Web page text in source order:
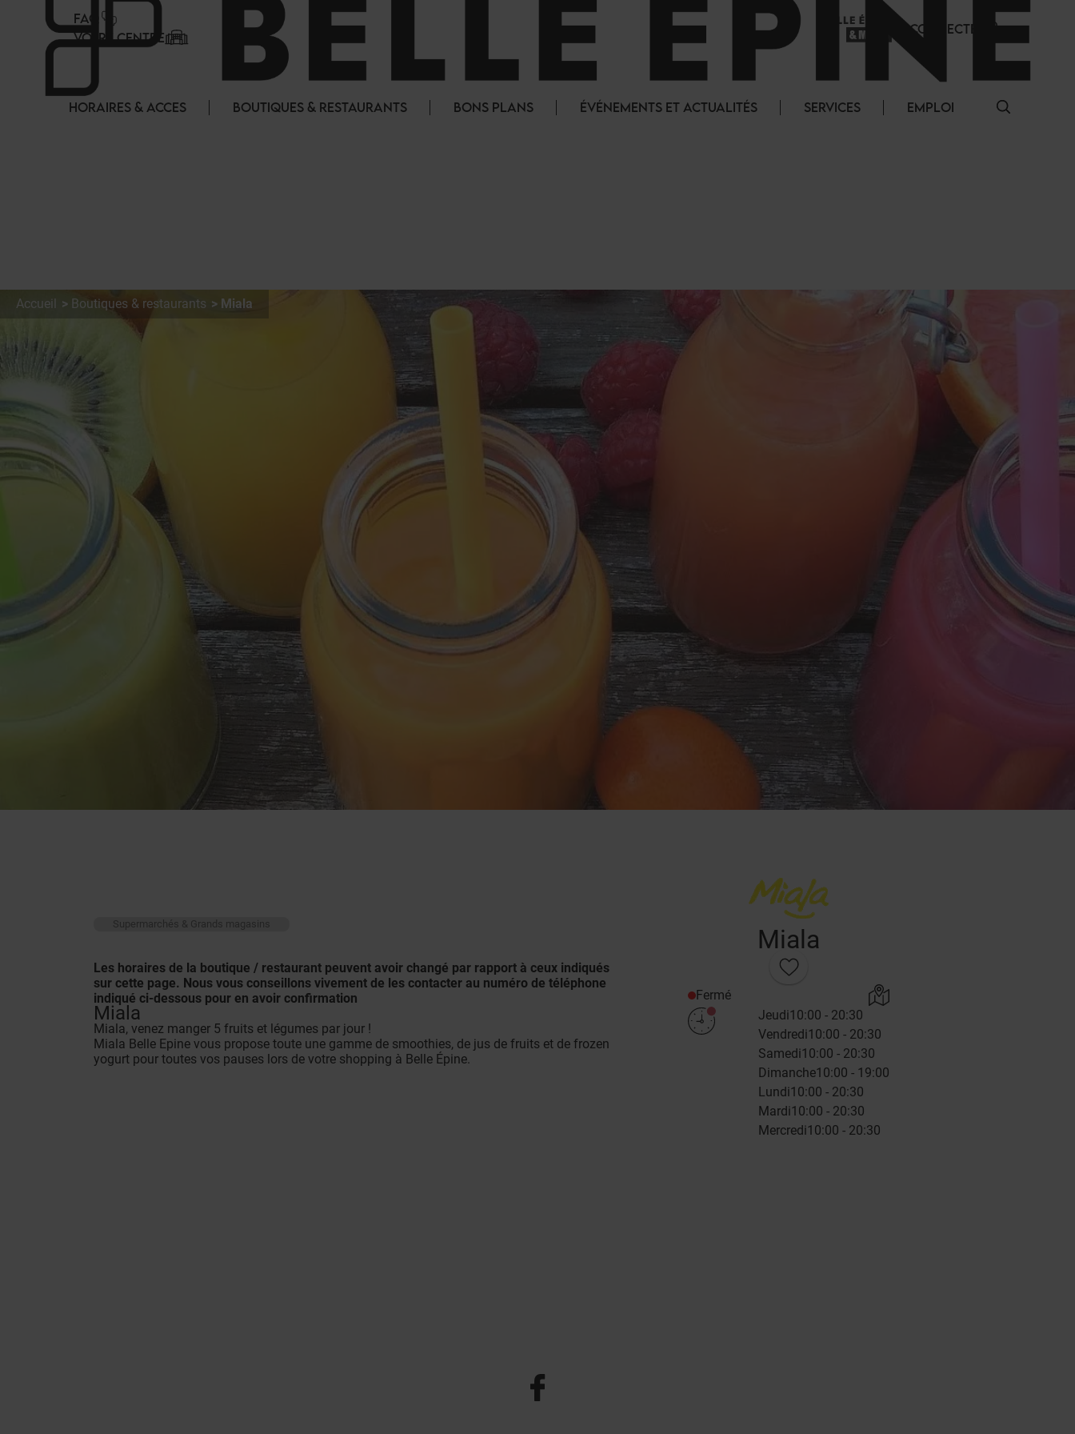
FAQ
VOTRE CENTRE
SE CONNECTER
HORAIRES & ACCES BOUTIQUES & RESTAURANTS BONS PLANS ÉVÉNEMENTS ET ACTUALITÉS SERVICES EMPLOI
Accueil Boutiques & restaurants Miala
Miala
Fermé
Jeudi10:00 - 20:30
Vendredi10:00 - 20:30
Samedi10:00 - 20:30
Dimanche10:00 - 19:00
Lundi10:00 - 20:30
Mardi10:00 - 20:30
Mercredi10:00 - 20:30
Supermarchés & Grands magasins
Les horaires de la boutique / restaurant peuvent avoir changé par rapport à ceux indiqués
sur cette page. Nous vous conseillons vivement de les contacter au numéro de téléphone
indiqué ci-dessous pour en avoir confirmation
Miala
Miala, venez manger 5 fruits et légumes par jour !
Miala Belle Epine vous propose toute une gamme de smoothies, de jus de fruits et de frozen
yogurt pour toutes vos pauses lors de votre shopping à Belle Épine.
Panneau de gestion des cookies